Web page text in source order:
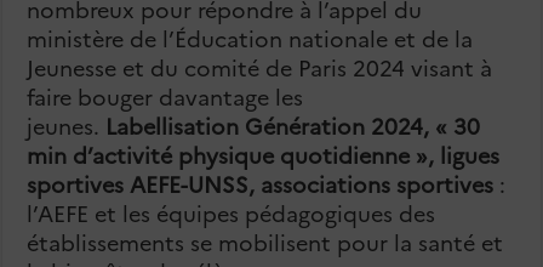
nombreux pour répondre à l’appel du
ministère de l’Éducation nationale et de la
Jeunesse et du comité de Paris 2024 visant à
faire bouger davantage les
jeunes. Labellisation Génération 2024, « 30
min d’activité physique quotidienne », ligues
sportives AEFE-UNSS, associations sportives :
l’AEFE et les équipes pédagogiques des
établissements se mobilisent pour la santé et